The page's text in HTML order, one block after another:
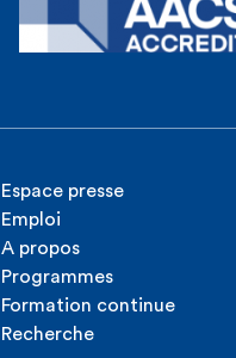
Espace presse
Emploi
A propos
Programmes
Formation continue
Recherche